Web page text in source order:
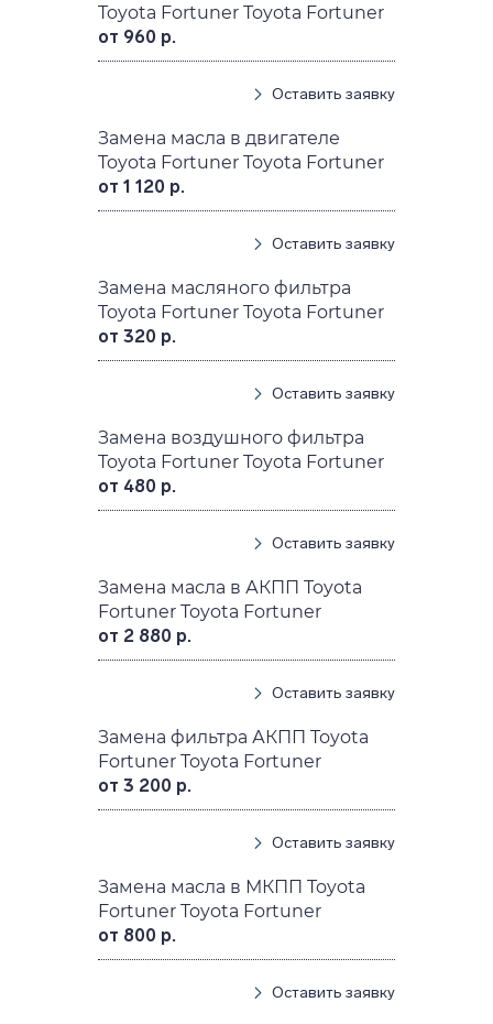
Toyota Fortuner Toyota Fortuner
от 960 р.
Оставить заявку
Замена масла в двигателе
Toyota Fortuner Toyota Fortuner
от 1 120 р.
Оставить заявку
Замена масляного фильтра
Toyota Fortuner Toyota Fortuner
от 320 р.
Оставить заявку
Замена воздушного фильтра
Toyota Fortuner Toyota Fortuner
от 480 р.
Оставить заявку
Замена масла в АКПП Toyota
Fortuner Toyota Fortuner
от 2 880 р.
Оставить заявку
Замена фильтра АКПП Toyota
Fortuner Toyota Fortuner
от 3 200 р.
Оставить заявку
Замена масла в МКПП Toyota
Fortuner Toyota Fortuner
от 800 р.
Оставить заявку